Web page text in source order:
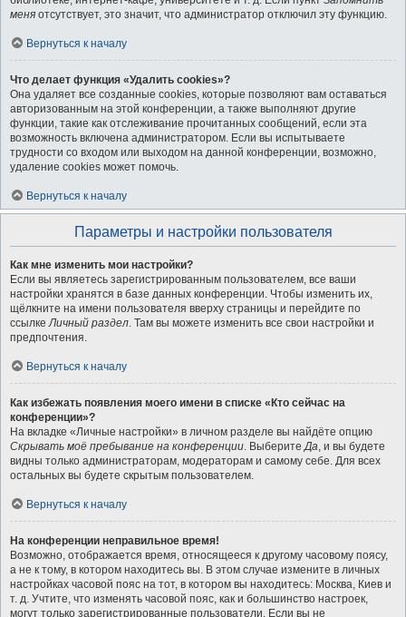
меня отсутствует, это значит, что администратор отключил эту функцию.
Вернуться к началу
Что делает функция «Удалить cookies»?
Она удаляет все созданные cookies, которые позволяют вам оставаться
авторизованным на этой конференции, а также выполняют другие
функции, такие как отслеживание прочитанных сообщений, если эта
возможность включена администратором. Если вы испытываете
трудности со входом или выходом на данной конференции, возможно,
удаление cookies может помочь.
Вернуться к началу
Параметры и настройки пользователя
Как мне изменить мои настройки?
Если вы являетесь зарегистрированным пользователем, все ваши
настройки хранятся в базе данных конференции. Чтобы изменить их,
щёлкните на имени пользователя вверху страницы и перейдите по
ссылкеЛичный раздел. Там вы можете изменить все свои настройки и
предпочтения.
Вернуться к началу
Как избежать появления моего имени в списке «Кто сейчас на
конференции»?
На вкладке «Личные настройки» в личном разделе вы найдёте опцию
Скрывать моё пребывание на конференции. ВыберитеДа, и вы будете
видны только администраторам, модераторам и самому себе. Для всех
остальных вы будете скрытым пользователем.
Вернуться к началу
На конференции неправильное время!
Возможно, отображается время, относящееся к другому часовому поясу,
а не к тому, в котором находитесь вы. В этом случае измените в личных
настройках часовой пояс на тот, в котором вы находитесь: Москва, Киев и
т. д. Учтите, что изменять часовой пояс, как и большинство настроек,
могут только зарегистрированные пользователи. Если вы не